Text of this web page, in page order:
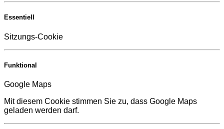
Essentiell
Sitzungs-Cookie
Funktional
Google Maps
Mit diesem Cookie stimmen Sie zu, dass Google Maps
geladen werden darf.